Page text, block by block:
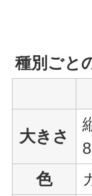
種別ごと
大きさ
色